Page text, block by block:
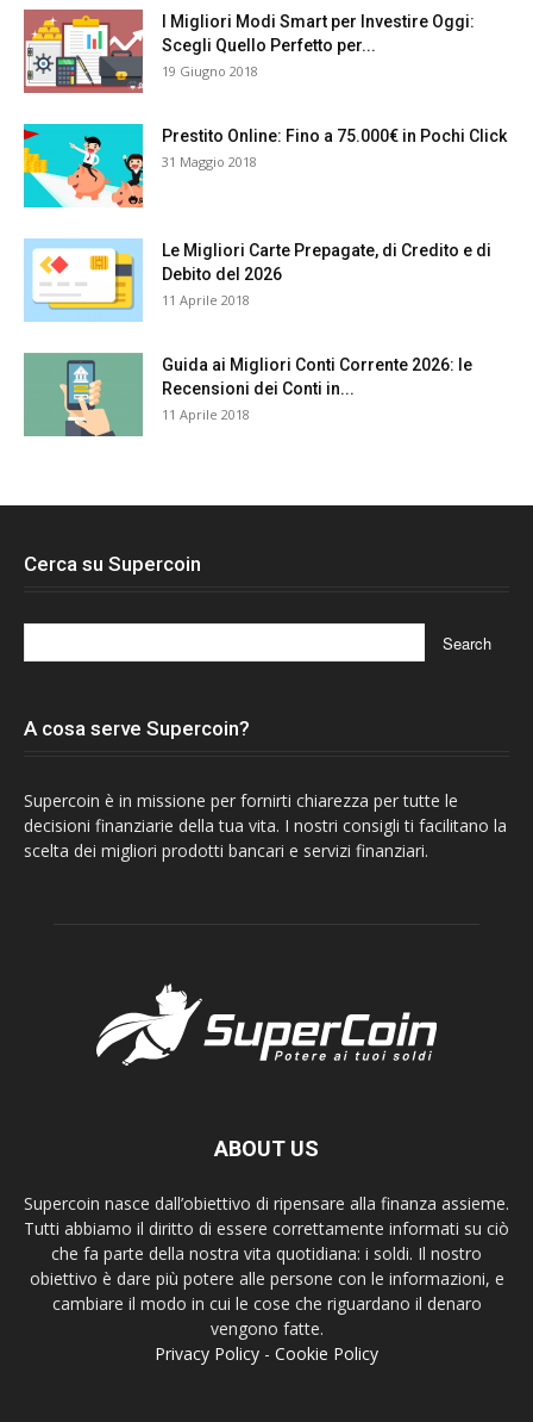
I Migliori Modi Smart per Investire Oggi:
Scegli Quello Perfetto per...
19 Giugno 2018
Prestito Online: Fino a 75.000€ in Pochi Click
31 Maggio 2018
Le Migliori Carte Prepagate, di Credito e di
Debito del 2026
11 Aprile 2018
Guida ai Migliori Conti Corrente 2026: le
Recensioni dei Conti in...
11 Aprile 2018
Cerca su Supercoin
A cosa serve Supercoin?
Supercoin è in missione per fornirti chiarezza per tutte le
decisioni finanziarie della tua vita. I nostri consigli ti facilitano la
scelta dei migliori prodotti bancari e servizi finanziari.
ABOUT US
Supercoin nasce dall’obiettivo di ripensare alla finanza assieme.
Tutti abbiamo il diritto di essere correttamente informati su ciò
che fa parte della nostra vita quotidiana: i soldi. Il nostro
obiettivo è dare più potere alle persone con le informazioni, e
cambiare il modo in cui le cose che riguardano il denaro
vengono fatte.
Privacy Policy - Cookie Policy